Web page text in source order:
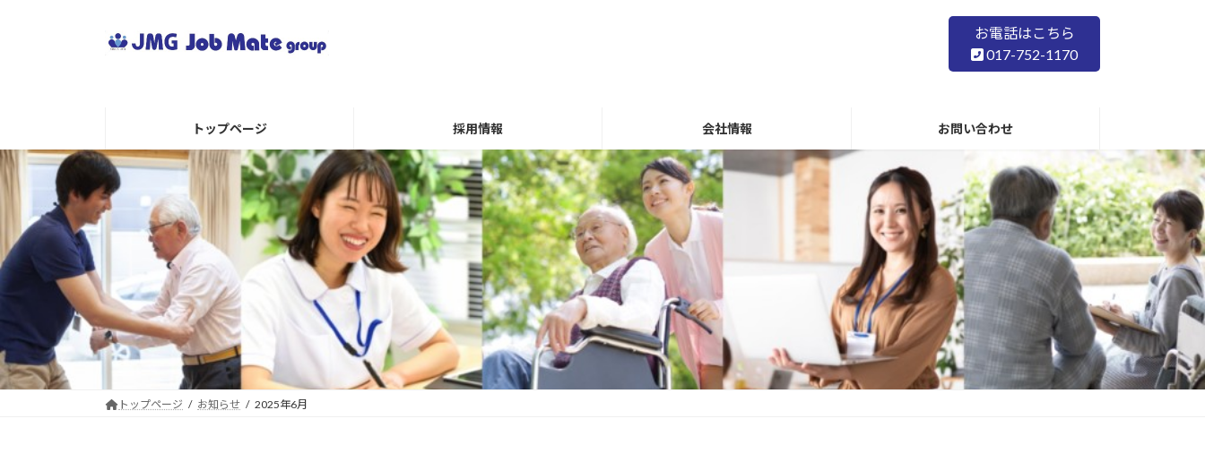
キ
ッ
に
移
お電話はこちら
017-752-1170
トップページ 採用情報 会社情報 お問い合わせ
トップページ お知らせ 2025年6月